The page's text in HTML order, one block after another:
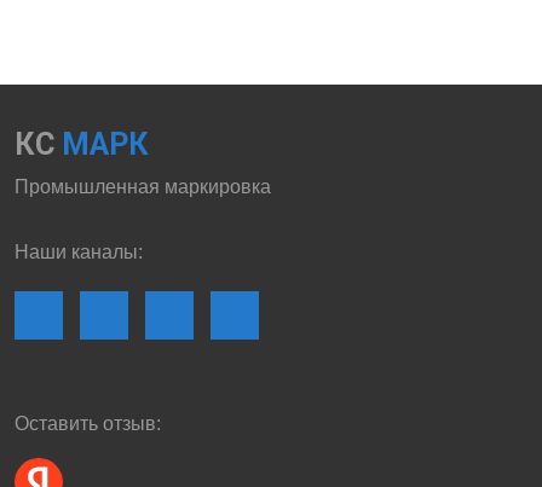
КС МАРК
Промышленная маркировка
Наши каналы:
Оставить отзыв: